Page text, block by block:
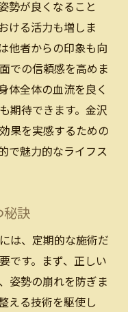
勢が良くなること
ける活力も増しま
他者からの印象も向
での信頼感を高めま
体全体の血流を良く
期待できます。金沢
果を実感するための
で魅力的なライフス
秘訣
は、定期的な施術だ
です。まず、正しい
姿勢の崩れを防ぎま
える技術を駆使し